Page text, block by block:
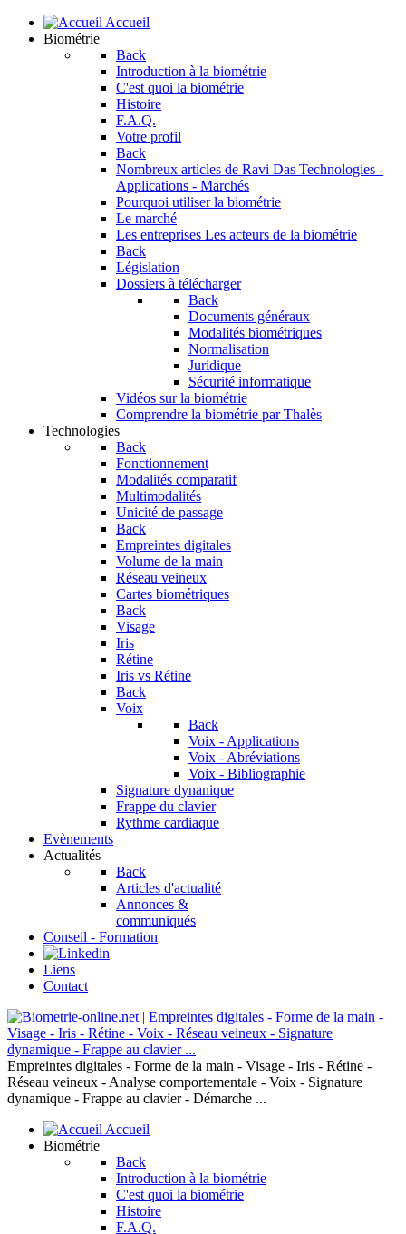
Accueil
Biométrie
Back
Introduction à la biométrie
C'est quoi la biométrie
Histoire
F.A.Q.
Votre profil
Back
Nombreux articles de Ravi Das Technologies -
Applications - Marchés
Pourquoi utiliser la biométrie
Le marché
Les entreprises Les acteurs de la biométrie
Back
Législation
Dossiers à télécharger
Back
Documents généraux
Modalités biométriques
Normalisation
Juridique
Sécurité informatique
Vidéos sur la biométrie
Comprendre la biométrie par Thalès
Technologies
Back
Fonctionnement
Modalités comparatif
Multimodalités
Unicité de passage
Back
Empreintes digitales
Volume de la main
Réseau veineux
Cartes biométriques
Back
Visage
Iris
Rétine
Iris vs Rétine
Back
Voix
Back
Voix - Applications
Voix - Abréviations
Voix - Bibliographie
Signature dynanique
Frappe du clavier
Rythme cardiaque
Evènements
Actualités
Back
Articles d'actualité
Annonces &
communiqués
Conseil - Formation
Liens
Contact
Empreintes digitales - Forme de la main - Visage - Iris - Rétine -
Réseau veineux - Analyse comportementale - Voix - Signature
dynamique - Frappe au clavier - Démarche ...
Accueil
Biométrie
Back
Introduction à la biométrie
C'est quoi la biométrie
Histoire
F.A.Q.